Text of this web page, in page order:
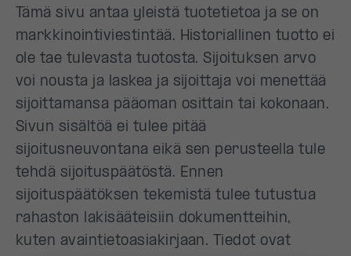
Tämä sivu antaa yleistä tuotetietoa ja se on
markkinointiviestintää. Historiallinen tuotto ei
ole tae tulevasta tuotosta. Sijoituksen arvo
voi nousta ja laskea ja sijoittaja voi menettää
sijoittamansa pääoman osittain tai kokonaan.
Sivun sisältöä ei tulee pitää
sijoitusneuvontana eikä sen perusteella tule
tehdä sijoituspäätöstä. Ennen
sijoituspäätöksen tekemistä tulee tutustua
rahaston lakisääteisiin dokumentteihin,
kuten avaintietoasiakirjaan. Tiedot ovat